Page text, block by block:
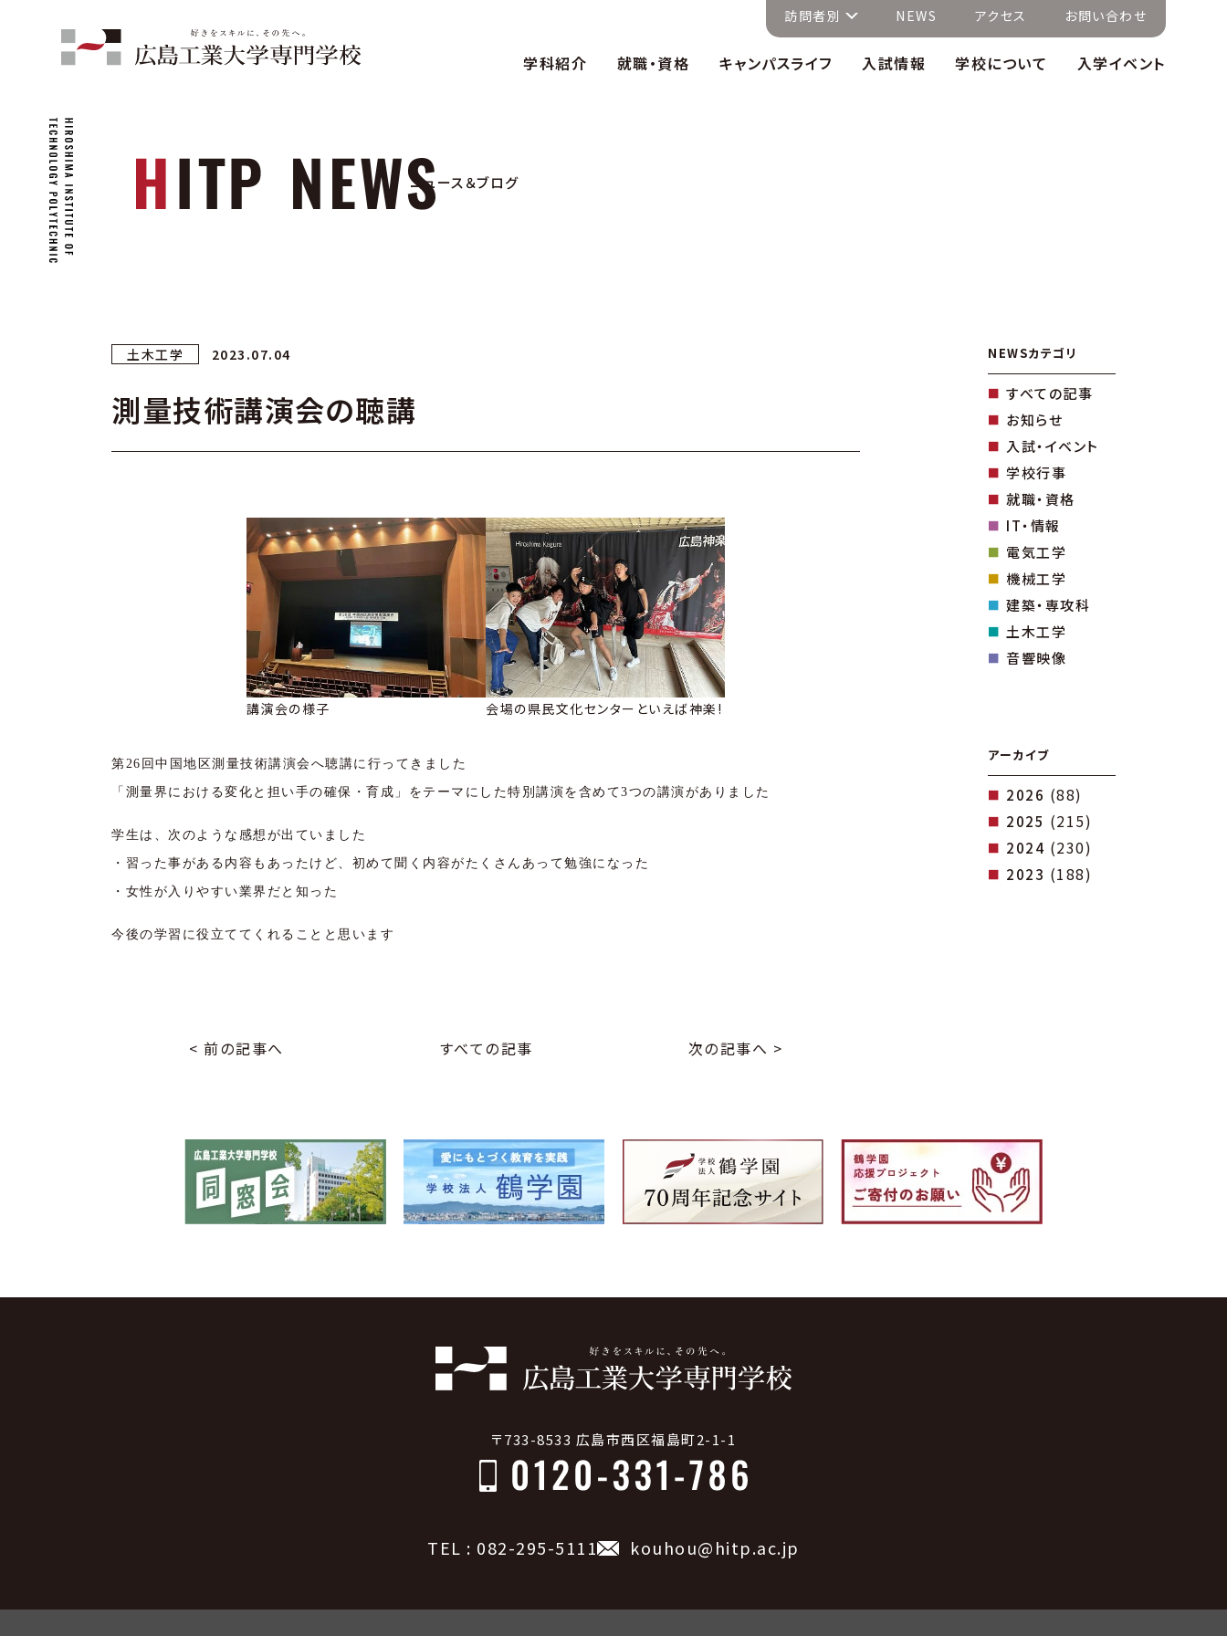
訪問者別 NEWS アクセス お問い合わせ
学科紹介 就職・資格 キャンパスライフ 入試情報 学校について 入学イベント
ニュース＆ブログ
土木工学 2023.07.04
測量技術講演会の聴講
講演会の様子 会場の県民文化センターといえば神楽!
第26回中国地区測量技術講演会へ聴講に行ってきました
「測量界における変化と担い手の確保・育成」をテーマにした特別講演を含めて3つの講演がありました
学生は、次のような感想が出ていました
・習った事がある内容もあったけど、初めて聞く内容がたくさんあって勉強になった
・女性が入りやすい業界だと知った
今後の学習に役立ててくれることと思います
< 前の記事へ すべての記事 次の記事へ >
NEWSカテゴリ
すべての記事
お知らせ
入試・イベント
学校行事
就職・資格
IT・情報
電気工学
機械工学
建築・専攻科
土木工学
音響映像
アーカイブ
2026 (88)
2025 (215)
2024 (230)
2023 (188)
〒733-8533 広島市西区福島町2-1-1
TEL : 082-295-5111 kouhou@hitp.ac.jp